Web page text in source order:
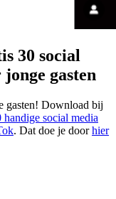
30 social
gasten
gasten! Download bij
handige social media
. Dat doe je doorhier